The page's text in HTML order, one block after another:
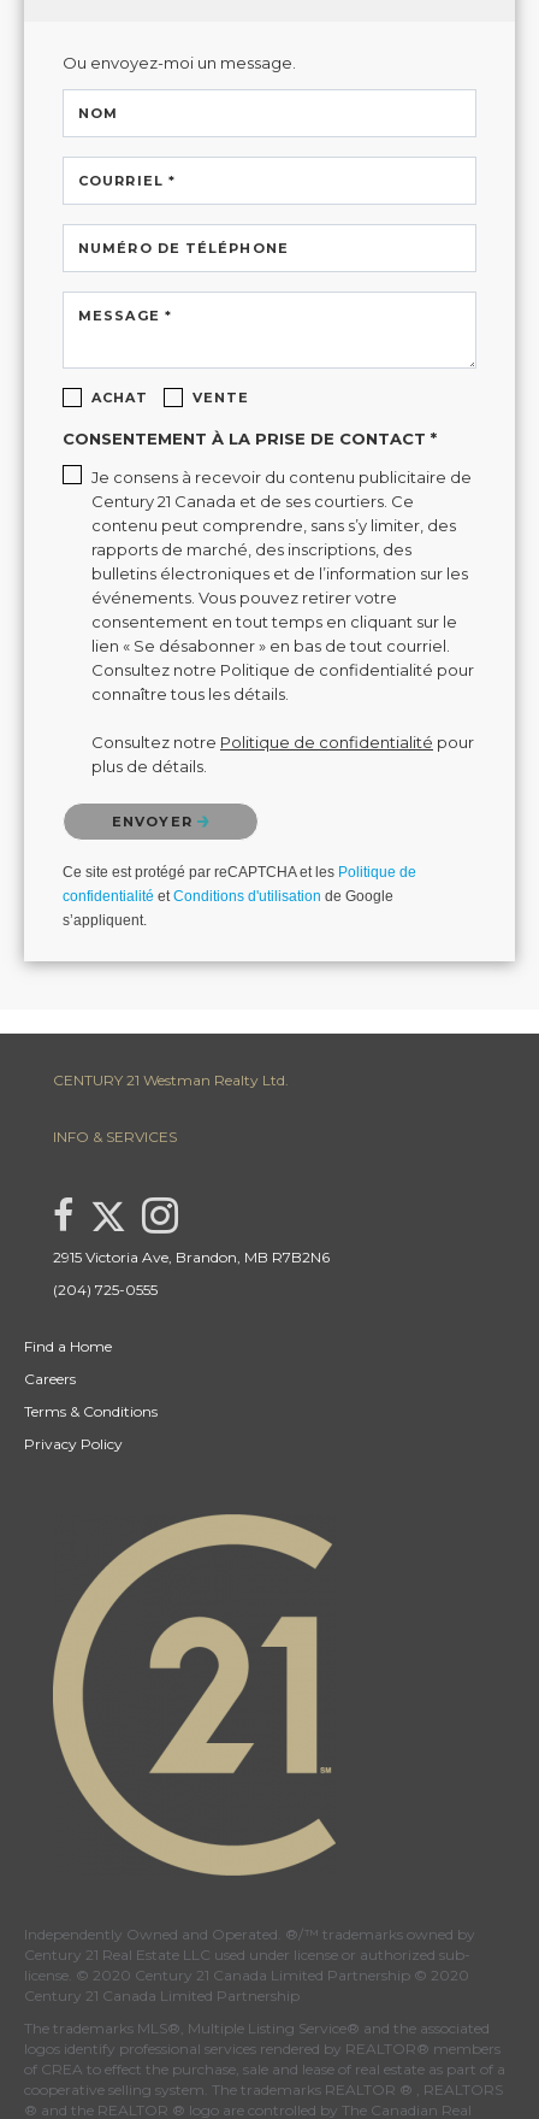
Ou envoyez-moi un message.
NOM
COURRIEL *
NUMÉRO DE TÉLÉPHONE
MESSAGE *
ACHAT VENTE
CONSENTEMENT À LA PRISE DE CONTACT *
Je consens à recevoir du contenu publicitaire de
Century 21 Canada et de ses courtiers. Ce
contenu peut comprendre, sans s’y limiter, des
rapports de marché, des inscriptions, des
bulletins électroniques et de l’information sur les
événements. Vous pouvez retirer votre
consentement en tout temps en cliquant sur le
lien « Se désabonner » en bas de tout courriel.
Consultez notre Politique de confidentialité pour
connaître tous les détails.
Consultez notre Politique de confidentialité pour
plus de détails.
Veuillez confirmer que vous n'êtes pas un robot.
ENVOYER
Ce site est protégé par reCAPTCHA et les Politique de
confidentialité etConditions d'utilisation de Google
s’appliquent.
CENTURY 21 Westman Realty Ltd.
INFO & SERVICES
link to Michael Melnyk Century 21 Westman Realty facebook page
Link to Michael Melnyk Century 21 Westman Realty Twitter page
Link to Michael Melnyk Century 21 Westman Realty
2915 Victoria Ave, Brandon, MB R7B2N6
(204) 725-0555
Find a Home
Careers
Terms & Conditions
Privacy Policy
Independently Owned and Operated. ®/™ trademarks owned by
Century 21 Real Estate LLC used under license or authorized sub-
license. © 2020 Century 21 Canada Limited Partnership © 2020
Century 21 Canada Limited Partnership
The trademarks MLS®, Multiple Listing Service® and the associated
logos identify professional services rendered by REALTOR® members
of CREA to effect the purchase, sale and lease of real estate as part of a
cooperative selling system. The trademarks REALTOR ® , REALTORS
® and the REALTOR ® logo are controlled by The Canadian Real